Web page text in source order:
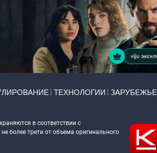
ТЕХНОЛОГИИ ЗАРУБЕЖЬЕ
в соответствии с
более трети от объема оригинального